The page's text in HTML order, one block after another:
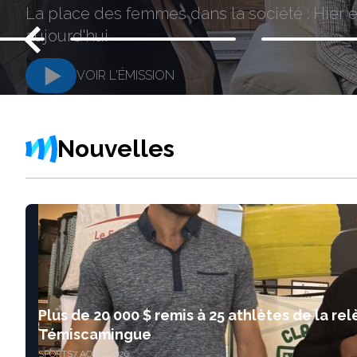
La place des femmes dans la société : Hier
aujourd'hui
VOIR L'ÉMISSION
Nouvelles
Plus de 20 000 $ remis à 25 athlètes de la
Témiscamingue
SPORTS7 AOÛT 2026